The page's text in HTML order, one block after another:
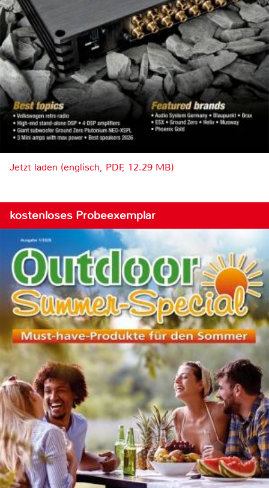
Jetzt laden (englisch, PDF, 12.29 MB)
kostenloses Probeexemplar